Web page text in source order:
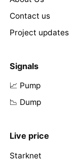
Contact us
Project updates
Signals
📈 Pump
📉 Dump
Live price
Starknet